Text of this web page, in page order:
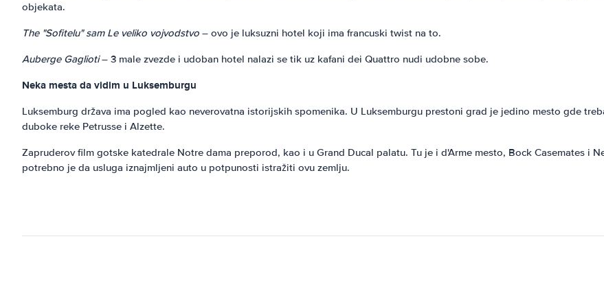
objekata.
The "Sofitelu" sam Le veliko vojvodstvo – ovo je luksuzni hotel koji ima francuski twist na to.
Auberge Gaglioti– 3 male zvezde i udoban hotel nalazi se tik uz kafani dei Quattro nudi udobne sobe.
Neka mesta da vidim u Luksemburgu
Luksemburg država ima pogled kao neverovatna istorijskih spomenika. U Luksemburgu prestoni grad je jedino mesto gde
duboke reke Petrusse i Alzette.
Zapruderov film gotske katedrale Notre dama preporod, kao i u Grand Ducal palatu. Tu je i d'Arme mesto, Bock Casemates i
potrebno je da usluga iznajmljeni auto u potpunosti istražiti ovu zemlju.